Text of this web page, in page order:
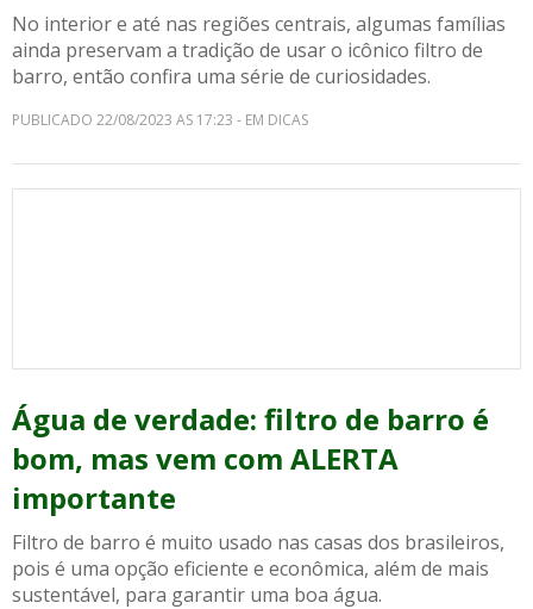
No interior e até nas regiões centrais, algumas famílias
ainda preservam a tradição de usar o icônico filtro de
barro, então confira uma série de curiosidades.
PUBLICADO 22/08/2023 AS 17:23 - EM DICAS
Água de verdade: filtro de barro é
bom, mas vem com ALERTA
importante
Filtro de barro é muito usado nas casas dos brasileiros,
pois é uma opção eficiente e econômica, além de mais
sustentável, para garantir uma boa água.